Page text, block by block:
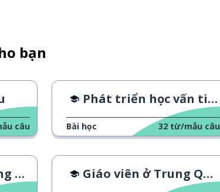
bạn
câu
Phát triển học vấn tiếng Quan Thoại
Bài học 32 từ/mẫu câu
Giáo viên ở Trung Quốc